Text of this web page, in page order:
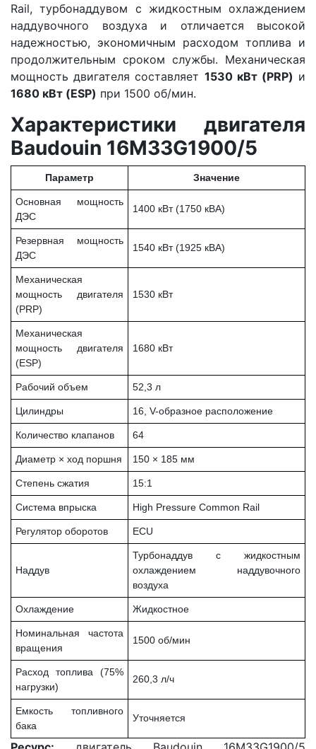
Rail, турбонаддувом с жидкостным охлаждением
наддувочного воздуха и отличается высокой
надежностью, экономичным расходом топлива и
продолжительным сроком службы. Механическая
мощность двигателя составляет 1530 кВт (PRP) и
1680 кВт (ESP) при 1500 об/мин.
Характеристики двигателя
Baudouin 16M33G1900/5
Параметр Значение
Основная мощность
ДЭС
1400 кВт (1750 кВА)
Резервная мощность
ДЭС
1540 кВт (1925 кВА)
Механическая
мощность двигателя
(PRP)
1530 кВт
Механическая
мощность двигателя
(ESP)
1680 кВт
Рабочий объем 52,3 л
Цилиндры 16, V-образное расположение
Количество клапанов 64
Диаметр × ход поршня 150 × 185 мм
Степень сжатия 15:1
Система впрыска High Pressure Common Rail
Регулятор оборотов ECU
Наддув
Турбонаддув с жидкостным
охлаждением наддувочного
воздуха
Охлаждение Жидкостное
Номинальная частота
вращения
1500 об/мин
Расход топлива (75%
нагрузки)
260,3 л/ч
Емкость топливного
бака
Уточняется